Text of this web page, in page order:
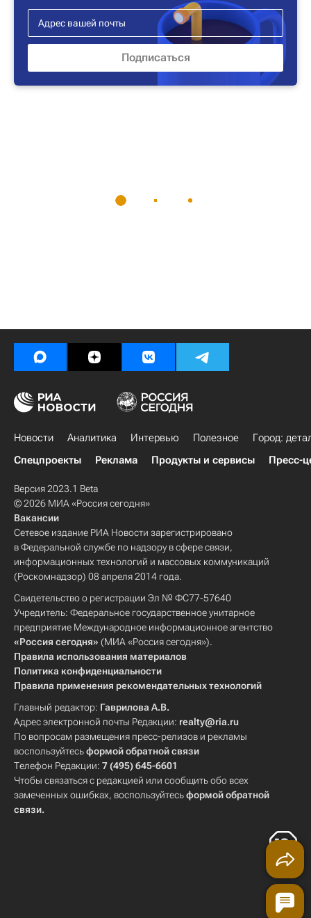
Новости Аналитика Интервью Полезное
Город:
Спецпроекты
Реклама Продукты и сервисы Пресс-
Версия 2023.1 Beta
© 2026 МИА «Россия сегодня»
Вакансии
Сетевое издание РИА Новости зарегистрировано
в Федеральной службе по надзору в сфере связи,
информационных технологий и массовых коммуникаций
(Роскомнадзор) 08 апреля 2014 года.
Свидетельство о регистрации Эл № ФС77-57640
Учредитель: Федеральное государственное унитарное
предприятие Международное информационное агентство
«Россия сегодня» (МИА «Россия сегодня»).
Правила использования материалов
Политика конфиденциальности
Правила применения рекомендательных технологий
Главный редактор: Гаврилова А.В.
Адрес электронной почты Редакции: realty@ria.ru
По вопросам размещения пресс-релизов и рекламы
воспользуйтесьформой обратной связи
Телефон Редакции: 7 (495) 645-6601
Чтобы связаться с редакцией или сообщить обо всех
замеченных ошибках, воспользуйтесьформой обратной
связи.